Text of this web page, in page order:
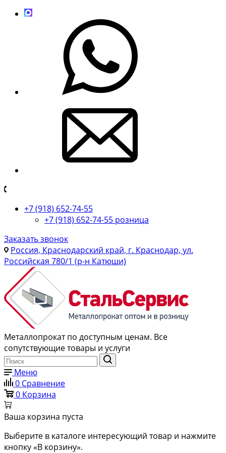
+7 (918) 652-74-55
+7 (918) 652-74-55 розница
Заказать звонок
Россия, Краснодарский край, г. Краснодар, ул.
Российская 780/1 (р-н Катюши)
Металлопрокат по доступным ценам. Все
сопутствующие товары и услуги
Меню
0 Сравнение
0 Корзина
Ваша корзина пуста
Выберите в каталоге интересующий товар и нажмите
кнопку «В корзину».